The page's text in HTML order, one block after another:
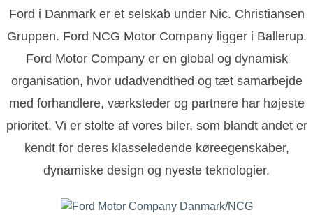
Ford i Danmark er et selskab under Nic. Christiansen
Gruppen. Ford NCG Motor Company ligger i Ballerup.
Ford Motor Company er en global og dynamisk
organisation, hvor udadvendthed og tæt samarbejde
med forhandlere, værksteder og partnere har højeste
prioritet. Vi er stolte af vores biler, som blandt andet er
kendt for deres klasseledende køreegenskaber,
dynamiske design og nyeste teknologier.